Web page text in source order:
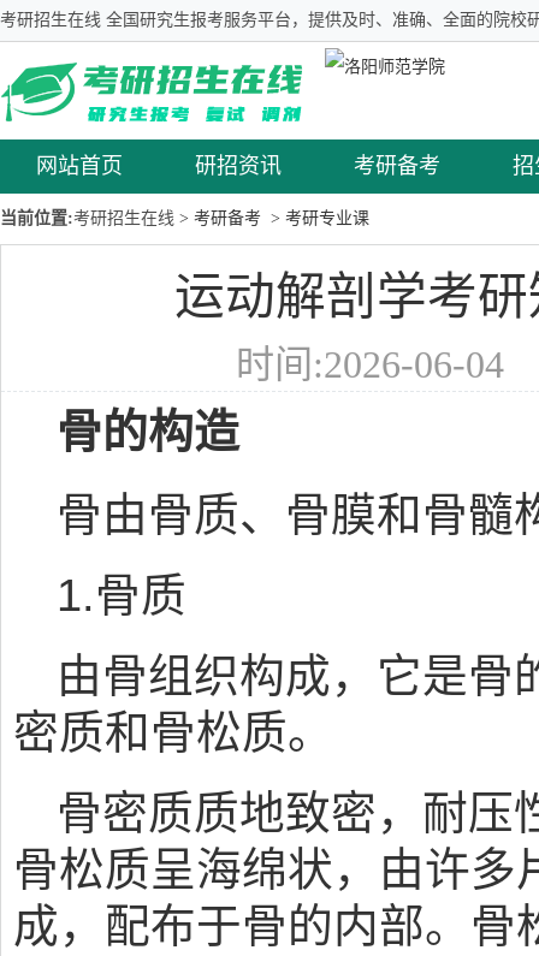
考研招生在线 全国研究生报考服务平台，提供及时、准确、全面的院校
网站首页 研招资讯 考研备考 招
当前位置:考研招生在线 > 考研备考 > 考研专业课
运动解剖学考
时间:2026-06-
骨的构造
骨由骨质、骨膜和骨髓
1.骨质
由骨组织构成，它是骨
密质和骨松质。
骨密质质地致密，耐压
骨松质呈海绵状，由许
成，配布于骨的内部。